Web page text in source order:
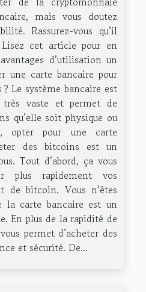
mais vous doutez
Rassurez-vous qu’il
cet article pour en
d’utilisation un
une carte bancaire pour
Le système bancaire est
très vaste et permet de
qu’elle soit physique ou
opter pour une carte
des bitcoins est un
Tout d’abord, ça vous
plus rapidement vos
de bitcoin. Vous n’êtes
la carte bancaire est un
En plus de la rapidité de
permet d’acheter des
et sécurité. De...